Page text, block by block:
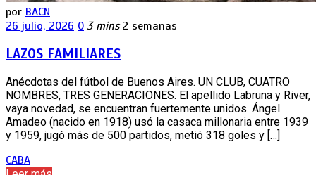
por BACN
26 julio, 2026 0 3 mins 2 semanas
LAZOS FAMILIARES
Anécdotas del fútbol de Buenos Aires. UN CLUB, CUATRO
NOMBRES, TRES GENERACIONES. El apellido Labruna y River,
vaya novedad, se encuentran fuertemente unidos. Ángel
Amadeo (nacido en 1918) usó la casaca millonaria entre 1939
y 1959, jugó más de 500 partidos, metió 318 goles y […]
CABA